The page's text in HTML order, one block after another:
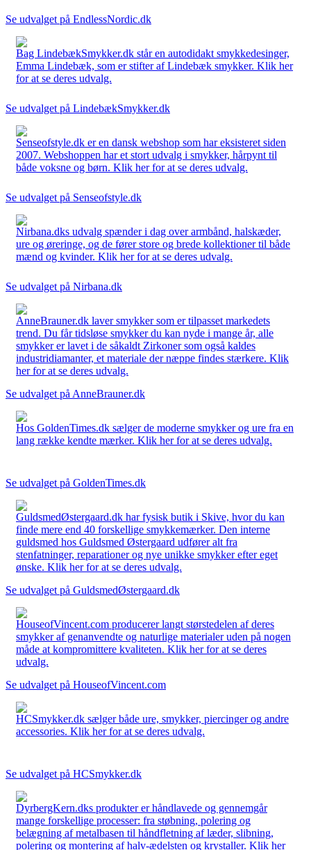
Se udvalget på EndlessNordic.dk
Bag LindebækSmykker.dk står en autodidakt smykkedesinger,
Emma Lindebæk, som er stifter af Lindebæk smykker. Klik her
for at se deres udvalg.
Se udvalget på LindebækSmykker.dk
Senseofstyle.dk er en dansk webshop som har eksisteret siden
2007. Webshoppen har et stort udvalg i smykker, hårpynt til
både voksne og børn. Klik her for at se deres udvalg.
Se udvalget på Senseofstyle.dk
Nirbana.dks udvalg spænder i dag over armbånd, halskæder,
ure og øreringe, og de fører store og brede kollektioner til både
mænd og kvinder. Klik her for at se deres udvalg.
Se udvalget på Nirbana.dk
AnneBrauner.dk laver smykker som er tilpasset markedets
trend. Du får tidsløse smykker du kan nyde i mange år, alle
smykker er lavet i de såkaldt Zirkoner som også kaldes
industridiamanter, et materiale der næppe findes stærkere. Klik
her for at se deres udvalg.
Se udvalget på AnneBrauner.dk
Hos GoldenTimes.dk sælger de moderne smykker og ure fra en
lang række kendte mærker. Klik her for at se deres udvalg.
Se udvalget på GoldenTimes.dk
GuldsmedØstergaard.dk har fysisk butik i Skive, hvor du kan
finde mere end 40 forskellige smykkemærker. Den interne
guldsmed hos Guldsmed Østergaard udfører alt fra
stenfatninger, reparationer og nye unikke smykker efter eget
ønske. Klik her for at se deres udvalg.
Se udvalget på GuldsmedØstergaard.dk
HouseofVincent.com producerer langt størstedelen af deres
smykker af genanvendte og naturlige materialer uden på nogen
måde at kompromittere kvaliteten. Klik her for at se deres
udvalg.
Se udvalget på HouseofVincent.com
HCSmykker.dk sælger både ure, smykker, piercinger og andre
accessories. Klik her for at se deres udvalg.
Se udvalget på HCSmykker.dk
DyrbergKern.dks produkter er håndlavede og gennemgår
mange forskellige processer: fra støbning, polering og
belægning af metalbasen til håndfletning af læder, slibning,
polering og montering af halv-ædelsten og krystaller. Klik her